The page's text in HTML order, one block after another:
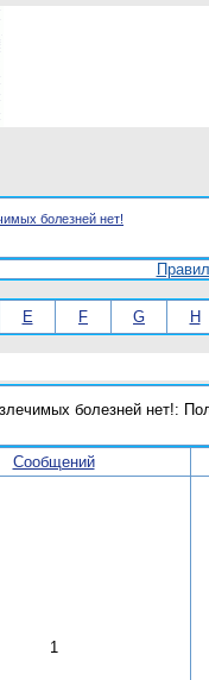
болезней нет!
E F G H
болезней нет!:
Сообщений
1